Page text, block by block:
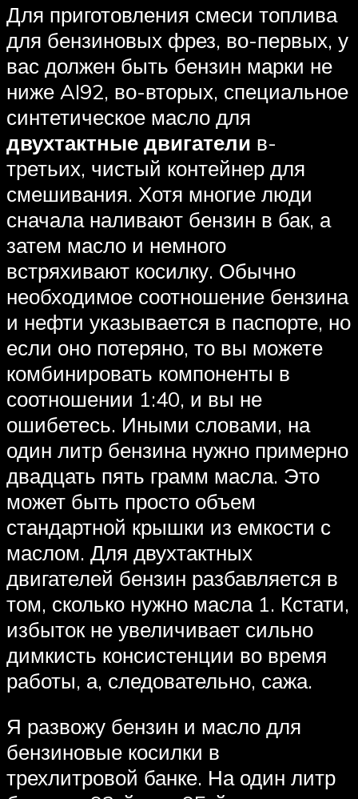
Для приготовления смеси топлива
для бензиновых фрез, во-первых, у
вас должен быть бензин марки не
ниже AI92, во-вторых, специальное
синтетическое масло для
двухтактные двигатели в-
третьих, чистый контейнер для
смешивания. Хотя многие люди
сначала наливают бензин в бак, а
затем масло и немного
встряхивают косилку. Обычно
необходимое соотношение бензина
и нефти указывается в паспорте, но
если оно потеряно, то вы можете
комбинировать компоненты в
соотношении 1:40, и вы не
ошибетесь. Иными словами, на
один литр бензина нужно примерно
двадцать пять грамм масла. Это
может быть просто объем
стандартной крышки из емкости с
маслом. Для двухтактных
двигателей бензин разбавляется в
том, сколько нужно масла 1. Кстати,
избыток не увеличивает сильно
димкисть консистенции во время
работы, а, следовательно, сажа.
Я развожу бензин и масло для
бензиновые косилки в
трехлитровой банке. На один литр